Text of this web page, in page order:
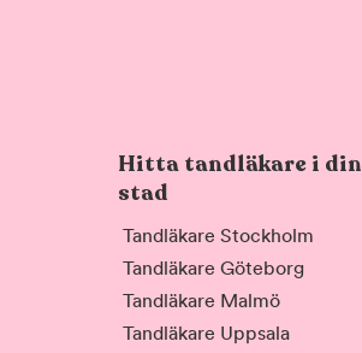
Hitta tandläkare i din
stad
Tandläkare Stockholm
Tandläkare Göteborg
Tandläkare Malmö
Tandläkare Uppsala